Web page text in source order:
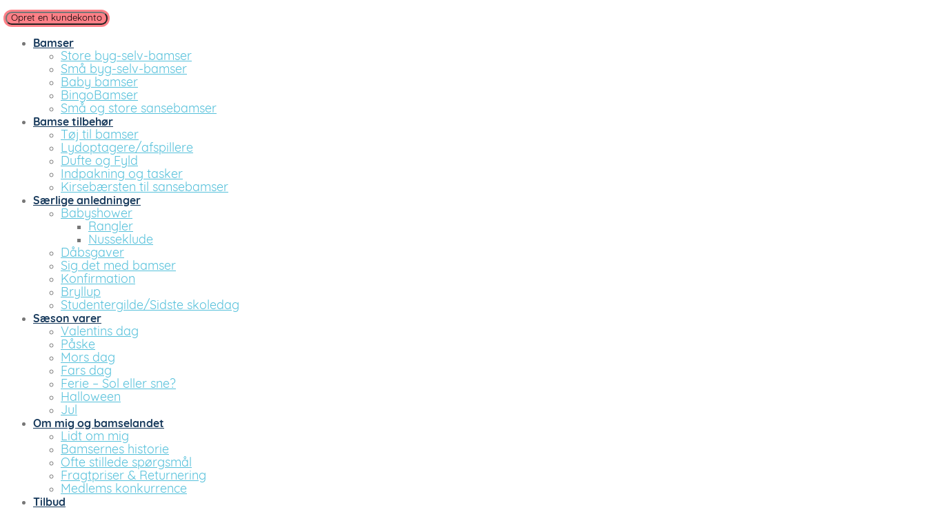
Opret en kundekonto
Bamser
Store byg-selv-bamser
Små byg-selv-bamser
Baby bamser
BingoBamser
Små og store sansebamser
Bamse tilbehør
Tøj til bamser
Lydoptagere/afspillere
Dufte og Fyld
Indpakning og tasker
Kirsebærsten til sansebamser
Særlige anledninger
Babyshower
Rangler
Nusseklude
Dåbsgaver
Sig det med bamser
Konfirmation
Bryllup
Studentergilde/Sidste skoledag
Sæson varer
Valentins dag
Påske
Mors dag
Fars dag
Ferie – Sol eller sne?
Halloween
Jul
Om mig og bamselandet
Lidt om mig
Bamsernes historie
Ofte stillede spørgsmål
Fragtpriser & Returnering
Medlems konkurrence
Tilbud